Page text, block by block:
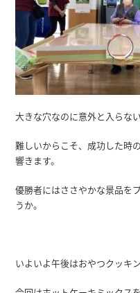
大きな穴なのに意外と入らな
難しいからこそ、成功した時
響きます。
優勝者にはささやかな景品を
うか。
いよいよ午後はおやつクッキ